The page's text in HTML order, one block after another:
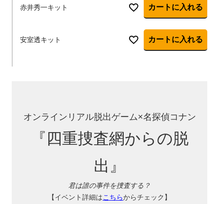
赤井秀一キット カートに入れる
安室透キット カートに入れる
オンラインリアル脱出ゲーム×名探偵コナン
『四重捜査網からの脱
出』
君は誰の事件を捜査する？
【イベント詳細はこちらからチェック】